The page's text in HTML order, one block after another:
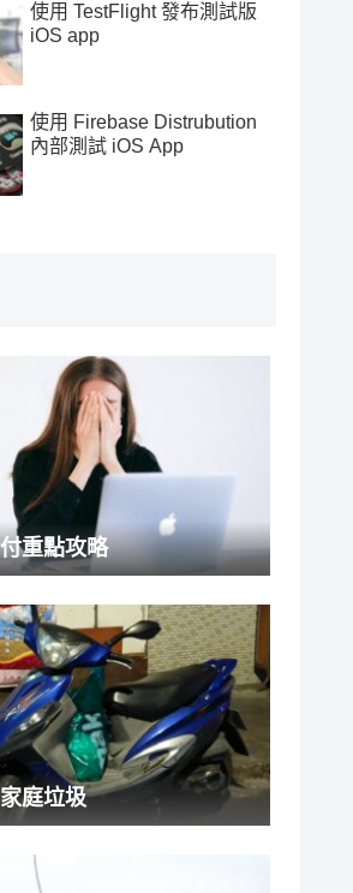
使用 TestFlight 發布測試版
iOS app
使用 Firebase Distrubution
內部測試 iOS App
重點攻略
庭垃圾